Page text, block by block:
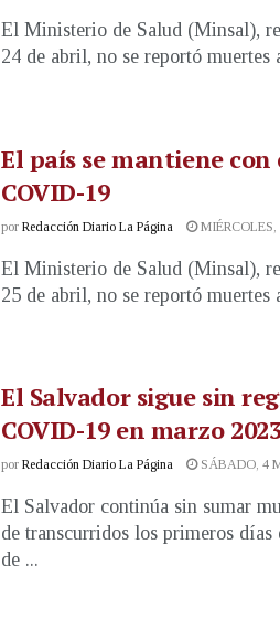
El Ministerio de Salud (Minsal),
24 de abril, no se reportó muertes
El país se mantiene
COVID-19
por Redacción Diario La Página MIÉRCOLES,
El Ministerio de Salud (Minsal),
25 de abril, no se reportó muertes
El Salvador sigue sin
COVID-19 en marzo
por Redacción Diario La Página SÁBADO, 4
El Salvador continúa sin sumar
de transcurridos los primeros días
de ...